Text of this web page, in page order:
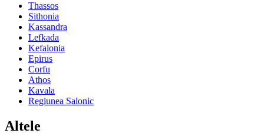
Thassos
Sithonia
Kassandra
Lefkada
Kefalonia
Epirus
Corfu
Athos
Kavala
Regiunea Salonic
Altele